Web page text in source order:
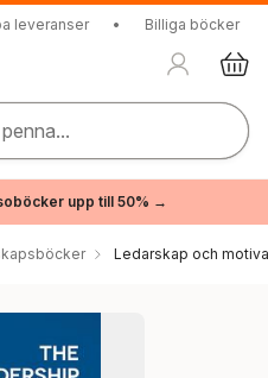
leveranser • Billiga böcker
upp till 50% →
Ledarskap och